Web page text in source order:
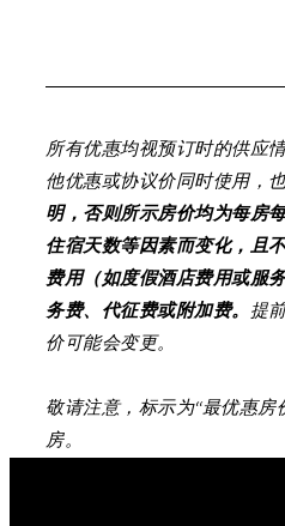
所有优惠均视预订时的供应
他优惠或协议价同时使用，
明，否则所示房价均为每房
住宿天数等因素而变化，且
费用（如度假酒店费用或服
务费、代征费或附加费。 提
价可能会变更。
敬请注意，标示为“最优惠
房。